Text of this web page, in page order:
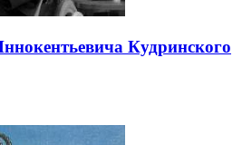
Кудринского